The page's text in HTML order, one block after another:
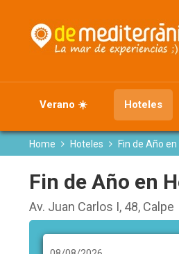
Verano ☀️ Hoteles
Home Hoteles Fin de Año
Fin de Año en
Av. Juan Carlos I, 48, Calpe